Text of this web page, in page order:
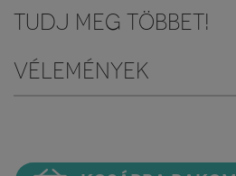
Tudj meg többet!
Vélemények